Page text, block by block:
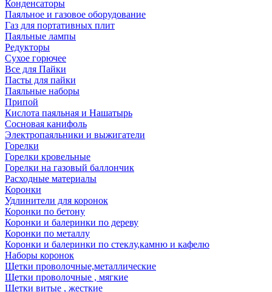
Конденсаторы
Паяльное и газовое оборудование
Газ для портативных плит
Паяльные лампы
Редукторы
Сухое горючее
Все для Пайки
Пасты для пайки
Паяльные наборы
Припой
Кислота паяльная и Нашатырь
Сосновая канифоль
Электропаяльники и выжигатели
Горелки
Горелки кровельные
Горелки на газовый баллончик
Расходные материалы
Коронки
Удлинители для коронок
Коронки по бетону
Коронки и балеринки по дереву
Коронки по металлу
Коронки и балеринки по стеклу,камню и кафелю
Наборы коронок
Щетки проволочные,металлические
Щетки проволочные , мягкие
Щетки витые , жесткие